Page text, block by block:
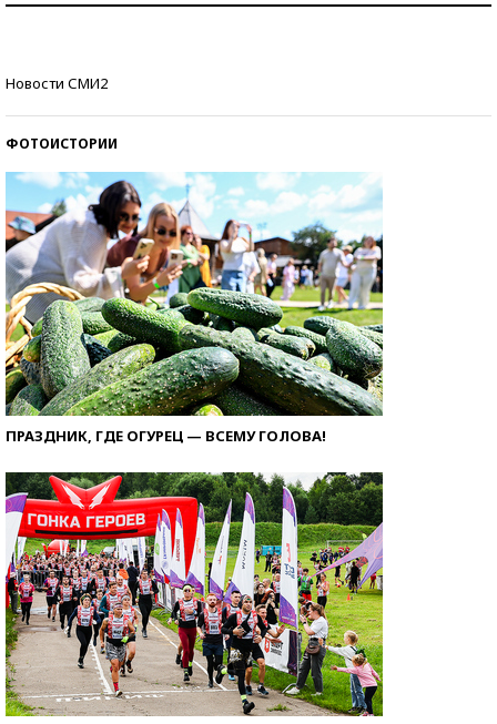
Новости СМИ2
ФОТОИСТОРИИ
ПРАЗДНИК, ГДЕ ОГУРЕЦ — ВСЕМУ ГОЛОВА!